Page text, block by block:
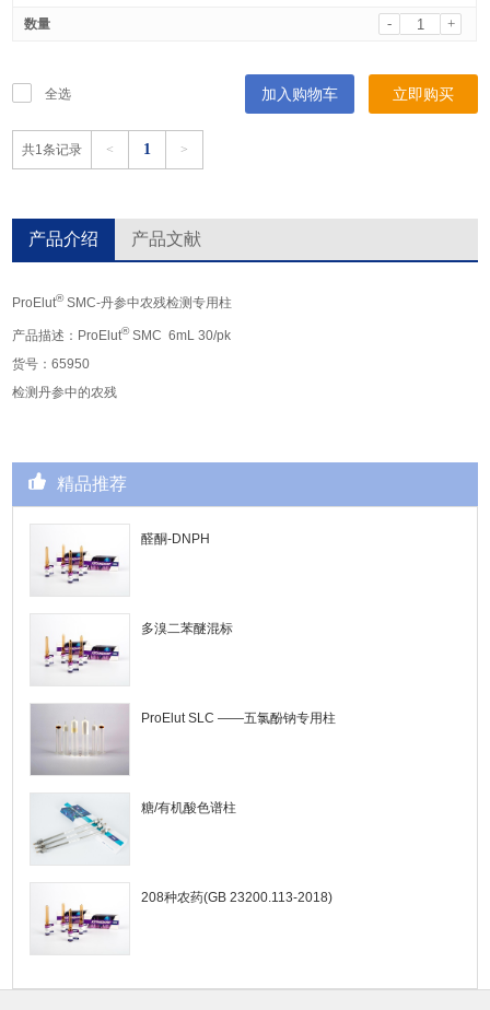
- +
全选 加入购物车 立即购买
共1条记录 < 1 >
产品介绍 产品文献
ProElut® SMC-丹参中农残检测专用柱
产品描述：ProElut® SMC 6mL 30/pk
货号：65950
检测丹参中的农残
精品推荐
醛酮-DNPH
多溴二苯醚混标
ProElut SLC ——五氯酚钠专用柱
糖/有机酸色谱柱
208种农药(GB 23200.113-2018)